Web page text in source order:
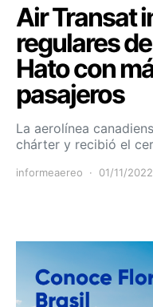
Air Transat
regulares
Hato con
pasajeros
La aerolínea
chárter y recibió el
informeaereo 01/11/2022